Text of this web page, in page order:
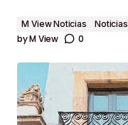
M View Noticias Noticias
byM View 0